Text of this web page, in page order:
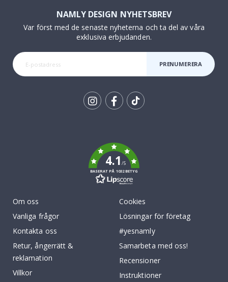
NAMLY DESIGN NYHETSBREV
Var först med de senaste nyheterna och ta del av våra
exklusiva erbjudanden.
PRENUMERERA
4.1/5
BASERAT PÅ 1032 BETYG
Om oss
Vanliga frågor
Kontakta oss
Retur, ångerrätt &
reklamation
Villkor
Cookies
Lösningar för företag
#yesnamly
Samarbeta med oss!
Recensioner
Instruktioner